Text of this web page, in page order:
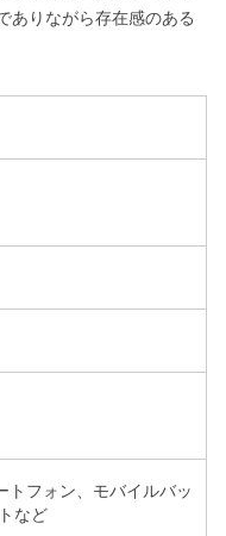
ありながら存在感のある
トフォン、モバイルバッ
など